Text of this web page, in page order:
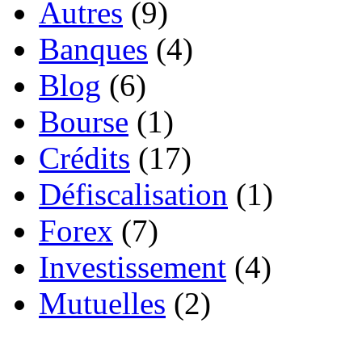
Autres (9)
Banques (4)
Blog (6)
Bourse (1)
Crédits (17)
Défiscalisation (1)
Forex (7)
Investissement (4)
Mutuelles (2)